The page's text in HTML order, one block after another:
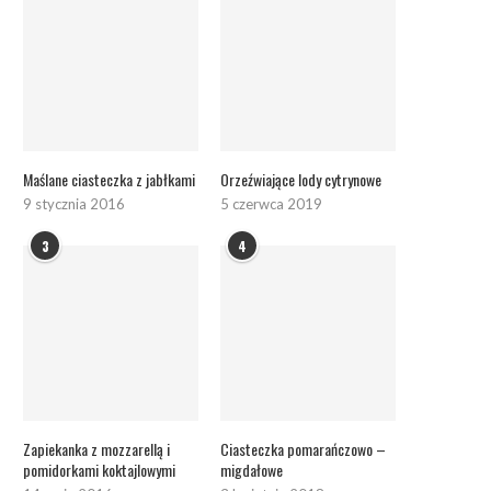
Maślane ciasteczka z jabłkami
9 stycznia 2016
Orzeźwiające lody cytrynowe
5 czerwca 2019
3
Zapiekanka z mozzarellą i
pomidorkami koktajlowymi
4
Ciasteczka pomarańczowo –
migdałowe